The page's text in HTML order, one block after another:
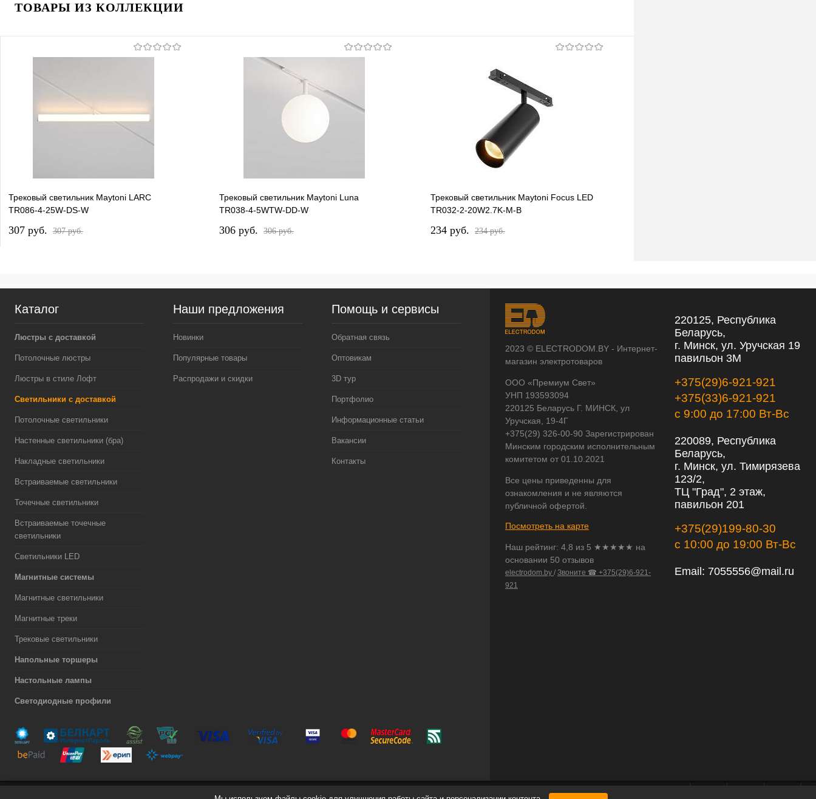
ТОВАРЫ ИЗ КОЛЛЕКЦИИ
Трековый светильник Maytoni LARC
TR086-4-25W-DS-W
307 pуб. 307 pуб.
Трековый светильник Maytoni Luna
TR038-4-5WTW-DD-W
306 pуб. 306 pуб.
Трековый светильник Maytoni Focus LED
TR032-2-20W2.7K-M-B
234 pуб. 234 pуб.
Каталог
Люстры с доставкой
Потолочные люстры
Люстры в стиле Лофт
Светильники с доставкой
Потолочные светильники
Настенные светильники (бра)
Накладные светильники
Встраиваемые светильники
Точечные светильники
Встраиваемые точечные
светильники
Светильники LED
Магнитные системы
Магнитные светильники
Магнитные треки
Трековые светильники
Напольные торшеры
Настольные лампы
Светодиодные профили
Наши предложения
Новинки
Популярные товары
Распродажи и скидки
Помощь и сервисы
Обратная связь
Оптовикам
3D тур
Портфолио
Информационные статьи
Вакансии
Контакты
2023 © ELECTRODOM.BY - Интернет-
магазин электротоваров
ООО «Премиум Свет»
УНП 193593094
220125 Беларусь Г. МИНСК, ул
Уручская, 19-4Г
+375(29) 326-00-90 Зарегистрирован
Минским городским исполнительным
комитетом от 01.10.2021
Все цены приведенны для
ознакомления и не являются
публичной офертой.
Посмотреть на карте
Наш рейтинг: 4,8 из 5 ★★★★★ на
основании 50 отзывов
electrodom.by / Звоните ☎ +375(29)6-921-
921
220125, Республика
Беларусь,
г. Минск, ул. Уручская 19
павильон 3М
+375(29)6-921-921
+375(33)6-921-921
с 9:00 до 17:00 Вт-Вс
220089, Республика
Беларусь,
г. Минск, ул. Тимирязева
123/2,
ТЦ "Град", 2 этаж,
павильон 201
+375(29)199-80-30
с 10:00 до 19:00 Вт-Вс
Email: 7055556@mail.ru